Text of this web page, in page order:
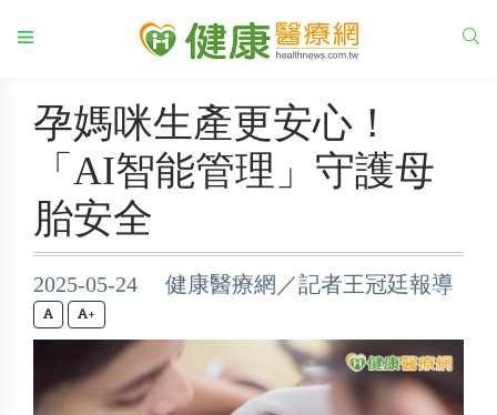
孕媽咪生產更安心！
「AI智能管理」守護母
胎安全
2025-05-24 健康醫療網／記者王冠廷報導
+